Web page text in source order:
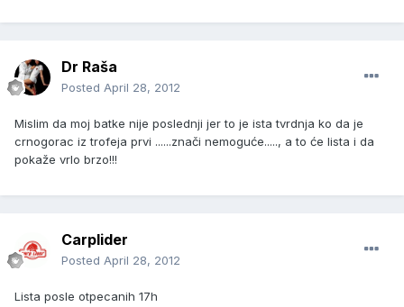
Dr Raša
Posted April 28, 2012
Mislim da moj batke nije poslednji jer to je ista tvrdnja ko da je
crnogorac iz trofeja prvi ......znači nemoguće....., a to će lista i da
pokaže vrlo brzo!!!
Carplider
Posted April 28, 2012
Lista posle otpecanih 17h